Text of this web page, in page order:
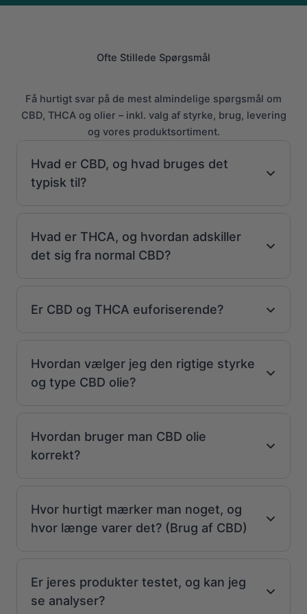
Ofte Stillede Spørgsmål
Få hurtigt svar på de mest almindelige spørgsmål om
CBD, THCA og olier – inkl. valg af styrke, brug, levering
og vores produktsortiment.
Hvad er CBD, og hvad bruges det
typisk til?
Hvad er THCA, og hvordan adskiller
det sig fra normal CBD?
Er CBD og THCA euforiserende?
Hvordan vælger jeg den rigtige styrke
og type CBD olie?
Hvordan bruger man CBD olie
korrekt?
Hvor hurtigt mærker man noget, og
hvor længe varer det? (Brug af CBD)
Er jeres produkter testet, og kan jeg
se analyser?